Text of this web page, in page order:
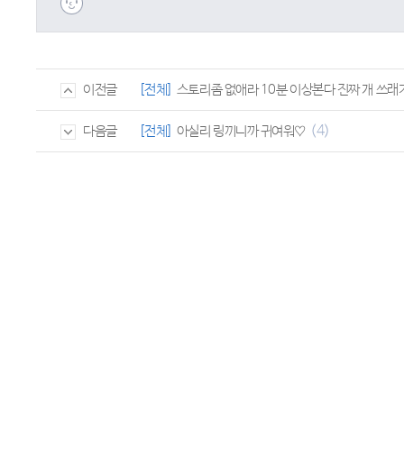
이전글 [전체] 스토리좀 없애라 10분 이상본다 진짜 개 쓰래
다음글 [전체] 아실리 링끼니까 귀여워♡ (4)